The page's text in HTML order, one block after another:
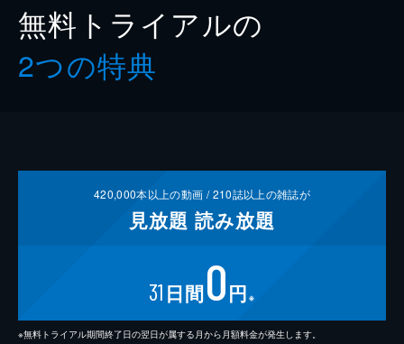
無料トライアルの
2つの特典
420,000本以上の動画 /210誌以上の雑誌が
見放題 読み放題
31 日間0円 ※
※無料トライアル期間終了日の翌日が属する月から月額料金が発生します。